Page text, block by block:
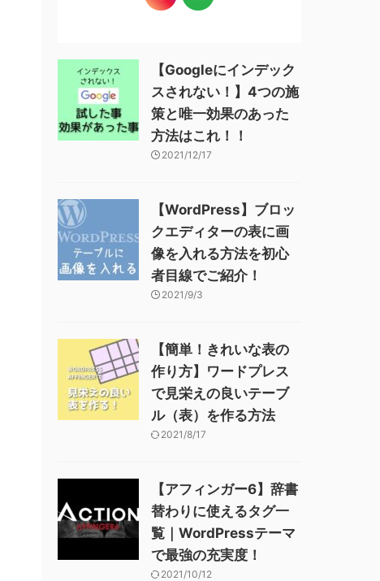
【Googleにインデック
スされない！】4つの施
策と唯一効果のあった
方法はこれ！！
2021/12/17
【WordPress】ブロッ
クエディターの表に画
像を入れる方法を初心
者目線でご紹介！
2021/9/3
【簡単！きれいな表の
作り方】ワードプレス
で見栄えの良いテーブ
ル（表）を作る方法
2021/8/17
【アフィンガー6】辞書
替わりに使えるタグ一
覧｜WordPressテーマ
で最強の充実度！
2021/10/12